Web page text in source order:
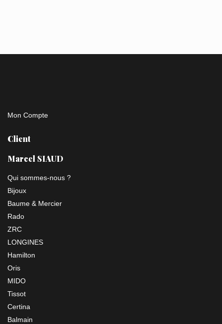
Mon Compte
Client
Marcel SIAUD
Qui sommes-nous ?
Bijoux
Baume & Mercier
Rado
ZRC
LONGINES
Hamilton
Oris
MIDO
Tissot
Certina
Balmain